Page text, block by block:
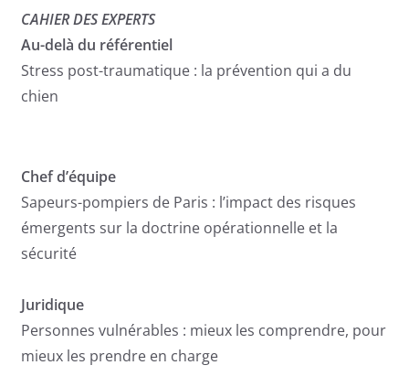
CAHIER DES EXPERTS
Au-delà du référentiel
Stress post-traumatique : la prévention qui a du
chien
Chef d’équipe
Sapeurs-pompiers de Paris : l’impact des risques
émergents sur la doctrine opérationnelle et la
sécurité
Juridique
Personnes vulnérables : mieux les comprendre, pour
mieux les prendre en charge